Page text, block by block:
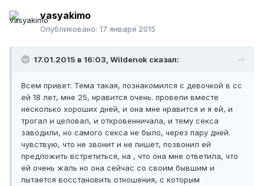
vasyakimo
Опубликовано: 17 января 2015
17.01.2015 в 16:03, Wildenok сказал:
Всем привет. Тема такая, познакомился с девочкой в сс
ей 18 лет, мне 25, нравится очень. провели вместе
несколько хороших дней, и она мне нравится и я ей, и
трогал и целовал, и откровенничала, и тему секса
заводили, но самого секса не было, через пару дней.
чувствую, что не звонит и не пишет, позвонил ей
предложить встретиться, на , что она мне ответила, что
ей очень жаль но она сейчас со своим бывшим и
пытается восстановить отношения, с которым